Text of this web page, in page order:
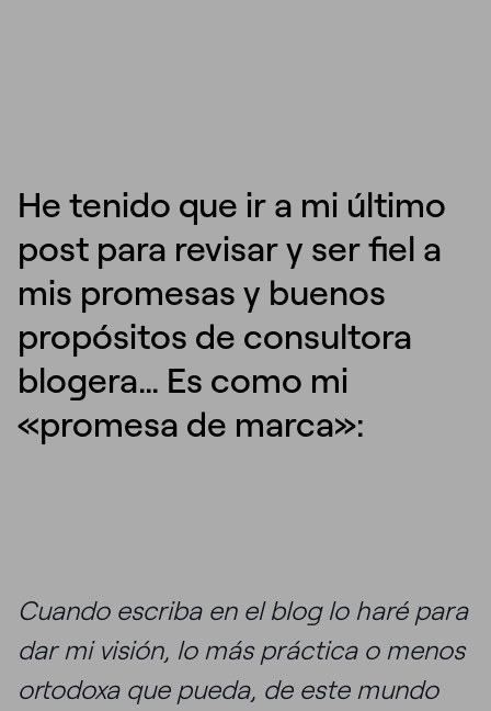
He tenido que ir a mi último
post para revisar y ser fiel a
mis promesas y buenos
propósitos de consultora
blogera… Es como mi
«promesa de marca»:
Cuando escriba en el blog lo haré para
dar mi visión, lo más práctica o menos
ortodoxa que pueda, de este mundo